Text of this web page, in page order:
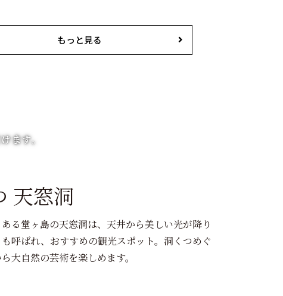
もっと見る
ます。
天窓洞
る堂ヶ島の天窓洞は、天井から美しい光が降り
呼ばれ、おすすめの観光スポット。洞くつめぐ
大自然の芸術を楽しめます。